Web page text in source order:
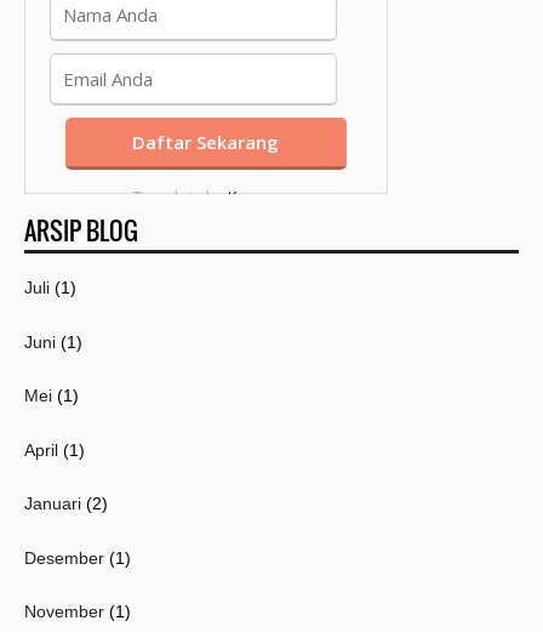
Template byKang
Mousir
ARSIP BLOG
Juli (1)
Juni (1)
Mei (1)
April (1)
Januari (2)
Desember (1)
November (1)